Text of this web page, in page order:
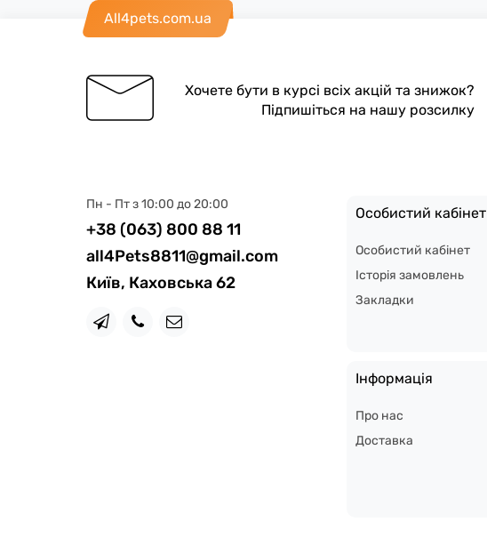
All4pets.com.ua
Хочете бути в курсі всіх акцій та знижок?
Підпишіться на нашу розсилку
Пн - Пт з 10:00 до 20:00
+38 (063) 800 88 11
all4Pets8811@gmail.com
Київ, Каховська 62
Особистий кабінет
Особистий кабінет
Історія замовлень
Закладки
Інформація
Про нас
Доставка